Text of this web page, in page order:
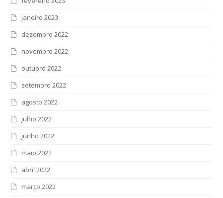
janeiro 2023
dezembro 2022
novembro 2022
outubro 2022
setembro 2022
agosto 2022
julho 2022
junho 2022
maio 2022
abril 2022
março 2022